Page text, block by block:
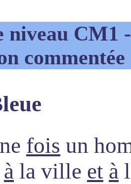
niveau CM1
commentée
fois un
à la ville et à